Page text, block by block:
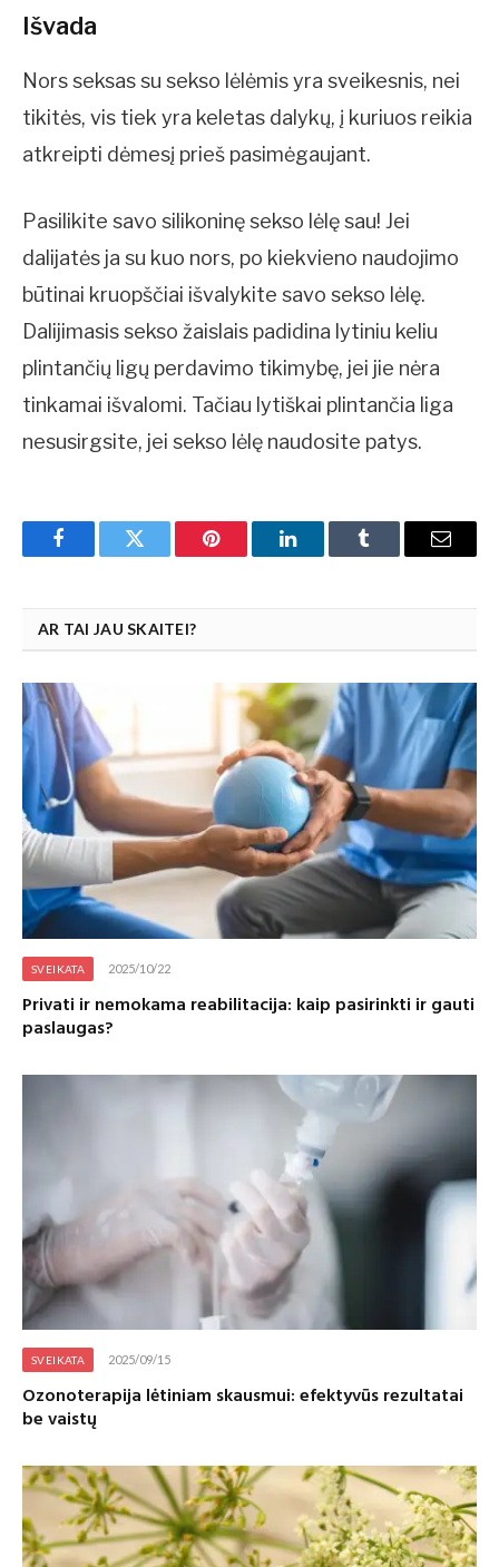
Išvada
Nors seksas su sekso lėlėmis yra sveikesnis, nei
tikitės, vis tiek yra keletas dalykų, į kuriuos reikia
atkreipti dėmesį prieš pasimėgaujant.
Pasilikite savo silikoninę sekso lėlę sau! Jei
dalijatės ja su kuo nors, po kiekvieno naudojimo
būtinai kruopščiai išvalykite savo sekso lėlę.
Dalijimasis sekso žaislais padidina lytiniu keliu
plintančių ligų perdavimo tikimybę, jei jie nėra
tinkamai išvalomi. Tačiau lytiškai plintančia liga
nesusirgsite, jei sekso lėlę naudosite patys.
FacebookTwitter Pinterest LinkedInTumblr Email
AR TAI JAU SKAITEI?
SVEIKATA 2025/10/22
Privati ir nemokama reabilitacija: kaip pasirinkti ir gauti
paslaugas?
SVEIKATA 2025/09/15
Ozonoterapija lėtiniam skausmui: efektyvūs rezultatai
be vaistų